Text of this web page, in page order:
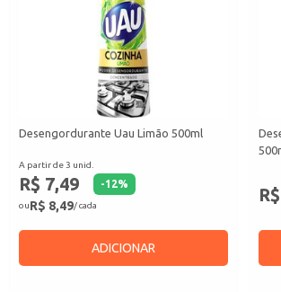
Desengordurante Uau Limão 500ml
A partir de 3 unid.
R$ 7,49 -12%
ouR$ 8,49/ cada
ADICIONAR